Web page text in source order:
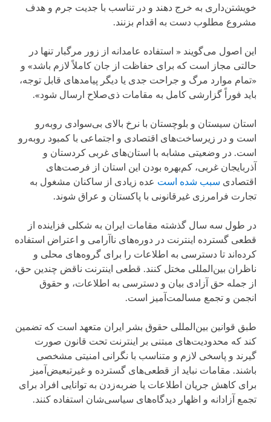
خویشتن‌داری به خرج دهند و در تناسب با جدیت جرم و هدف
مشروع مطلوب دست به اقدام بزنند.
این اصول می‌گویند « استفاده عامدانه از زور مرگبار تنها در
حالتی مجاز است که برای حفاظت از جان کاملاً لازم باشد» و
«تمام موارد مرگ و جراحت جدی یا دیگر پیامدهای قابل توجه،
باید فوراً گزارشی کامل به مقامات ذی‌صلاح ارسال شود».
استان سیستان و بلوچستان با نرخ بالای بی‌سوادی روبه‌رو
است و در زیرساخت‌های اقتصادی و اجتماعی با کمبود روبه‌رو
است. در وضعیتی مشابه با استان‌های غربی کردستان و
آذربایجان غربی، کم‌بهره بودن این استان از فرصت‌های
اقتصادی سبب شده است عده زیادی از ساکنان مشغول به
تجارت فرامرزی غیرقانونی با پاکستان و عراق شوند.
در طول سه سال گذشته مقامات ایران به شکلی فزاینده از
قطعی گسترده اینترنت در دوره‌های ناآرامی و اعتراض استفاده
کرده‌اند تا دسترسی به اطلاعات را برای گروه‌های محلی و
ناظران بین‌المللی مختل کنند. قطعی اینترنت ناقض چندین حق،
از جمله حق آزادی بیان و دسترسی به اطلاعات، و حقوق
انجمن و تجمع مسالمت‌آمیز است.
طبق قوانین بین‌المللی حقوق بشر ایران متعهد است که تضمین
کند که محدودیت‌های مبتنی بر اینترنت تحت قانون صورت
گیرند و پاسخی لازم و متناسب با نگرانی امنیتی مشخصی
باشند. مقامات نباید از قطعی‌های گسترده و غیرتبعیض‌آمیز
برای کاهش جریان اطلاعات یا ضربه‌زدن به توانایی افراد برای
تجمع آزادانه و اظهار دیدگاه‌های سیاسی‌شان استفاده کنند.